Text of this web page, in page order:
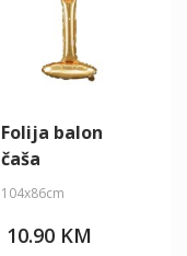
Folija balon
čaša
104x86cm
10.90 KM